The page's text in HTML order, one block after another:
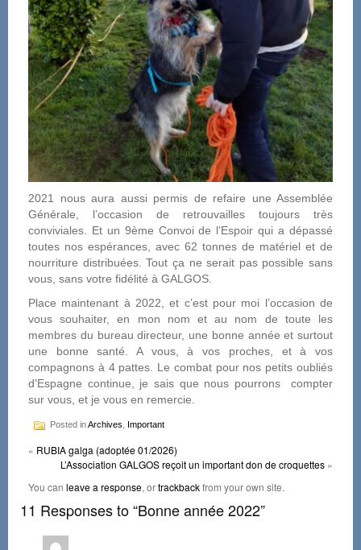
2021 nous aura aussi permis de refaire une Assemblée
Générale, l’occasion de retrouvailles toujours très
conviviales. Et un 9ème Convoi de l’Espoir qui a dépassé
toutes nos espérances, avec 62 tonnes de matériel et de
nourriture distribuées. Tout ça ne serait pas possible sans
vous, sans votre fidélité à GALGOS.
Place maintenant à 2022, et c’est pour moi l’occasion de
vous souhaiter, en mon nom et au nom de toute les
membres du bureau directeur, une bonne année et surtout
une bonne santé. A vous, à vos proches, et à vos
compagnons à 4 pattes. Le combat pour nos petits oubliés
d’Espagne continue, je sais que nous pourrons compter
sur vous, et je vous en remercie.
Posted inArchives Important
« RUBIA galga (adoptée 01/2026)
L’Association GALGOS reçoit un important don de croquettes »
You can leave a response, ortrackbackfrom your own site.
11 Responses to “Bonne année 2022”